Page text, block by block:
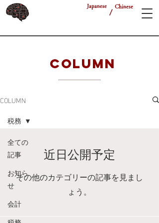
Japanese Chinese
/
COLUMN
COLUMN
全ての
記事
お知ら
せ
会計
税務
近日公開予定
その他のカテゴリーの記事を見まし
ょう。